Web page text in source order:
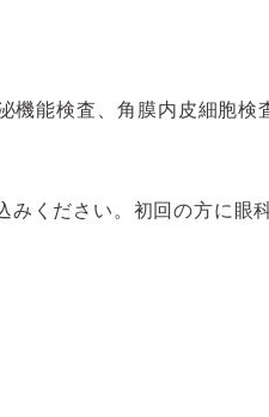
機能検査、角膜内皮細胞
ください。初回の方に眼